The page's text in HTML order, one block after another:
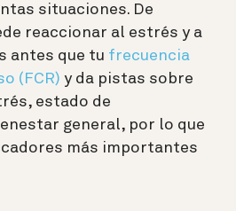
situaciones. De
reaccionar al estrés y a
antes que tu frecuencia
(FCR) y da pistas sobre
estado de
general, por lo que
más importantes